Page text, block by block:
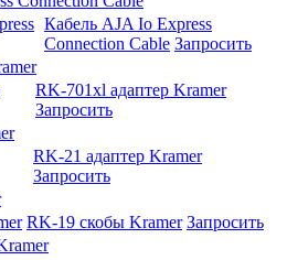
Кабель AJA Io Express
Connection Cable Запросить
RK-701xl адаптер Kramer
Запросить
RK-21 адаптер Kramer
Запросить
RK-19 скобы Kramer Запросить